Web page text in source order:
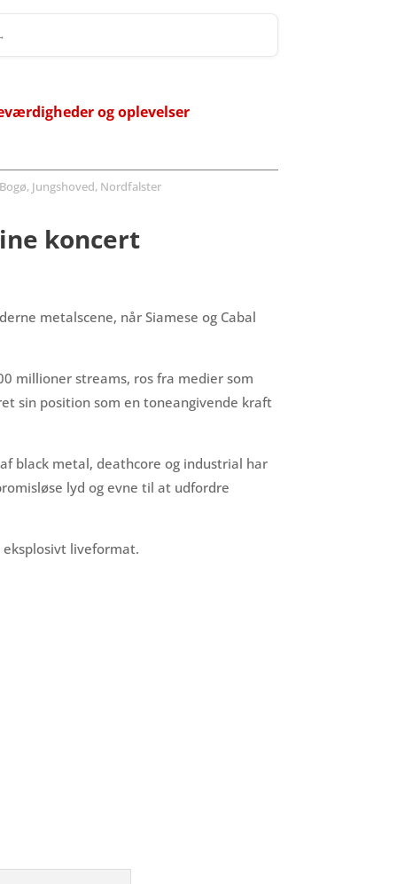
og oplevelser
Jungshoved, Nordfalster
koncert
metalscene, når Siamese og Cabal
millioner streams, ros fra medier som
sin position som en toneangivende kraft
black metal, deathcore og industrial har
lyd og evne til at udfordre
liveformat.